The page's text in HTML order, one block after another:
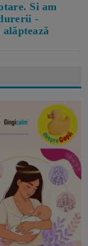
Si am
-